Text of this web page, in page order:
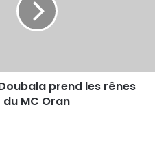
prend les rênes
du MC Oran